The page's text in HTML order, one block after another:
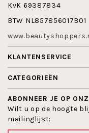
KvK 69387834
BTW NL857856017B01
KLANTENSERVICE
CATEGORIEËN
ABONNEER JE OP
Wilt u op de hoogte
mailinglijst: